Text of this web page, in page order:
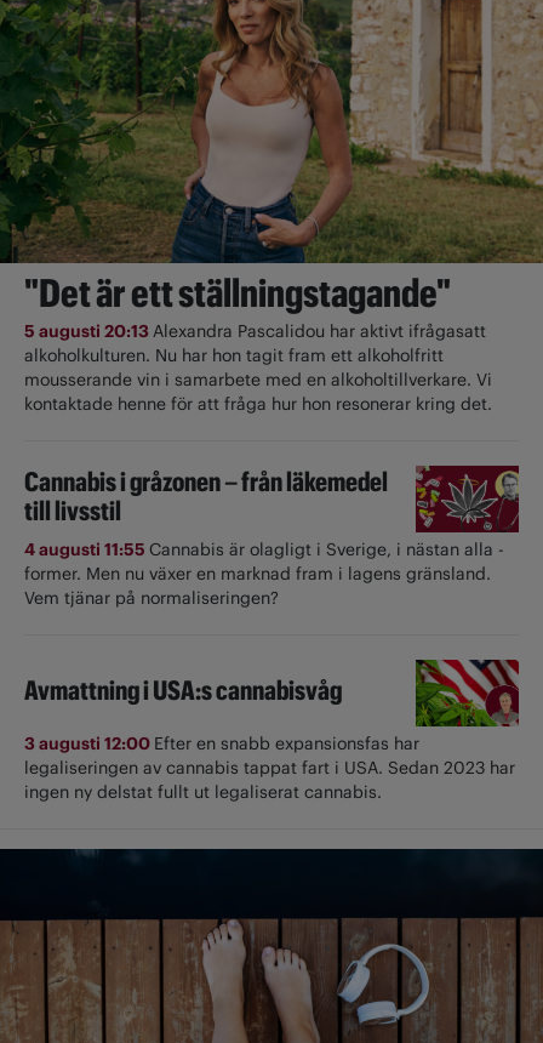
"Det är ett ställningstagande"
5 augusti 20:13 Alexandra Pascalidou har aktivt ifrågasatt
alkoholkulturen. Nu har hon tagit fram ett alkoholfritt
mousserande vin i samarbete med en alkoholtillverkare. Vi
kontaktade henne för att fråga hur hon resonerar kring det.
Cannabis i gråzonen – från läkemedel
till livsstil
4 augusti 11:55 Cannabis är olagligt i ­Sverige, i nästan alla ­
former. Men nu växer en marknad fram i lagens gränsland.
Vem tjänar på normaliseringen?
Avmattning i USA:s cannabisvåg
3 augusti 12:00 Efter en snabb expansionsfas har
legaliseringen av cannabis tappat fart i USA. Sedan 2023 har
ingen ny delstat fullt ut ­legaliserat cannabis.